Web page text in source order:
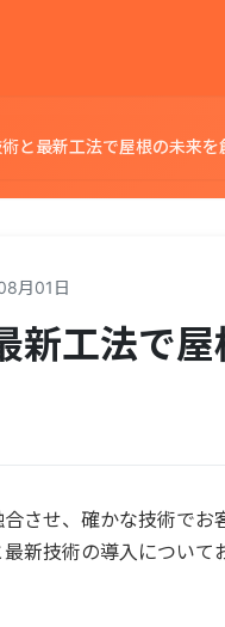
と最新工法で屋根の未来を
月01日
新工法で
させ、確かな技術で
新技術の導入について